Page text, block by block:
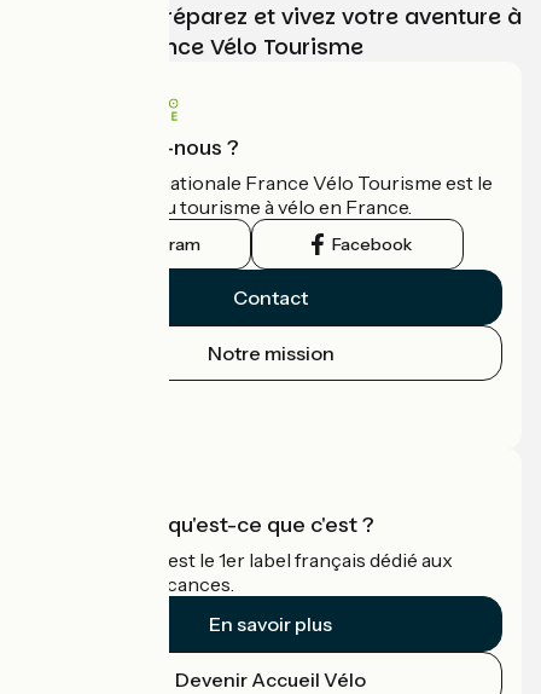
Choisissez, préparez et vivez votre aventure à
vélo avec France Vélo Tourisme
Qui sommes-nous ?
L'association nationale France Vélo Tourisme est le
guide officiel du tourisme à vélo en France.
Instagram Facebook
Contact
Notre mission
Accueil Vélo qu'est-ce que c'est ?
Accueil Vélo c'est le 1er label français dédié aux
cyclistes en vacances.
En savoir plus
Devenir Accueil Vélo